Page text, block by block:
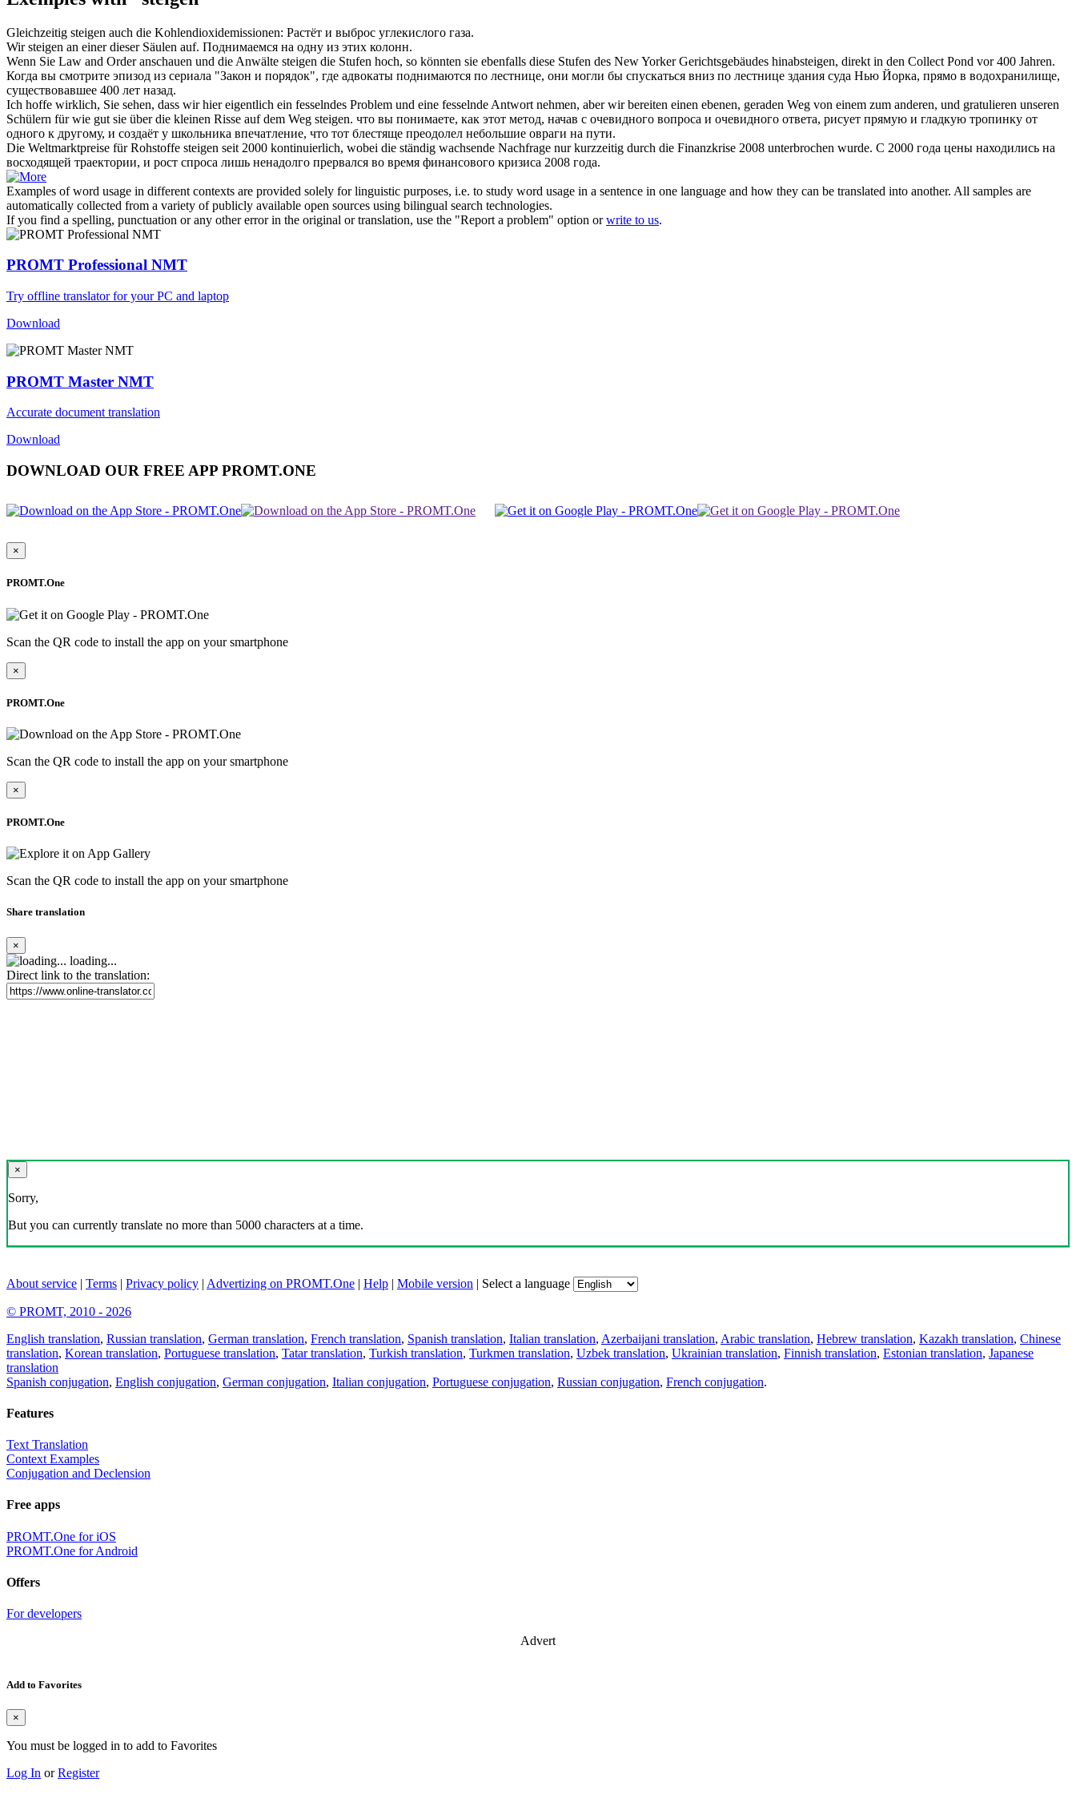
Gleichzeitig steigen auch die Kohlendioxidemissionen: Растёт и выброс углекислого газа.
Wirsteigen an einer dieser Säulen auf. Поднимаемся на одну из этих колонн.
Wenn Sie Law and Order anschauen und die Anwälte steigen die Stufen hoch, so könnten sie ebenfalls diese Stufen des New Yorker Gerichtsgebäudes hinabsteigen, direkt in den Collect Pond vor 400 Jahren.
Когда вы смотрите эпизод из сериала "Закон и порядок", где адвокаты поднимаются по лестнице, они могли бы спускаться вниз по лестнице здания суда Нью Йорка, прямо в водохранилище,
существовавшее 400 лет назад.
Ich hoffe wirklich, Sie sehen, dass wir hier eigentlich ein fesselndes Problem und eine fesselnde Antwort nehmen, aber wir bereiten einen ebenen, geraden Weg von einem zum anderen, und gratulieren unseren
Schülern für wie gut sie über die kleinen Risse auf dem Weg steigen. что вы понимаете, как этот метод, начав с очевидного вопроса и очевидного ответа, рисует прямую и гладкую тропинку от
одного к другому, и создаёт у школьника впечатление, что тот блестяще преодолел небольшие овраги на пути.
Die Weltmarktpreise für Rohstoffe steigen seit 2000 kontinuierlich, wobei die ständig wachsende Nachfrage nur kurzzeitig durch die Finanzkrise 2008 unterbrochen wurde. С 2000 года цены находились на
восходящей траектории, и рост спроса лишь ненадолго прервался во время финансового кризиса 2008 года.
Examples of word usage in different contexts are provided solely for linguistic purposes, i.e. to study word usage in a sentence in one language and how they can be translated into another. All samples are
automatically collected from a variety of publicly available open sources using bilingual search technologies.
If you find a spelling, punctuation or any other error in the original or translation, use the "Report a problem" option orwrite to us.
PROMT Professional NMT
Try offline translator for your PC and laptop
Download
PROMT Master NMT
Accurate document translation
Download
DOWNLOAD OUR FREE APP PROMT.ONE
×
PROMT.One
Scan the QR code to install the app on your smartphone
×
PROMT.One
Scan the QR code to install the app on your smartphone
×
PROMT.One
Scan the QR code to install the app on your smartphone
Share translation
×
loading...
Direct link to the translation:
×
Sorry,
But you can currently translate no more than 5000 characters at a time.
About service | Terms | Privacy policy | Advertizing on PROMT.One | Help | Mobile version | Select a language
© PROMT, 2010 - 2026
English translation, Russian translation, German translation, French translation, Spanish translation, Italian translation, Azerbaijani translation, Arabic translation, Hebrew translation, Kazakh translation, Chinese
translation, Korean translation, Portuguese translation, Tatar translation, Turkish translation, Turkmen translation, Uzbek translation, Ukrainian translation, Finnish translation, Estonian translation, Japanese
translation
Spanish conjugation, English conjugation, German conjugation, Italian conjugation, Portuguese conjugation, Russian conjugation, French conjugation.
Features
Text Translation
Context Examples
Conjugation and Declension
Free apps
PROMT.One for iOS
PROMT.One for Android
Offers
For developers
Advert
Add to Favorites
×
You must be logged in to add to Favorites
Log In orRegister